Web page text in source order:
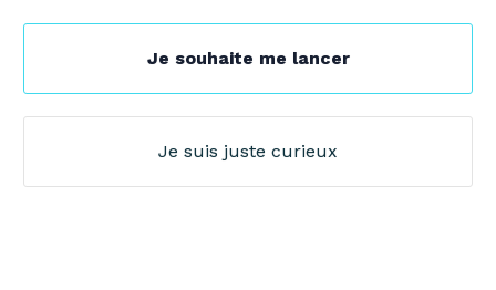
Je souhaite me lancer
Je suis juste curieux